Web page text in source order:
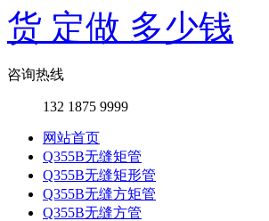
咨询热线
132 1875 9999
网站首页
Q355B无缝矩管
Q355B无缝矩形管
Q355B无缝方矩管
Q355B无缝方管